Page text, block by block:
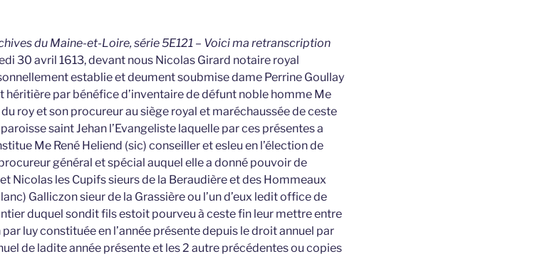
du Maine-et-Loire, série 5E121 – Voici ma retranscription
30 avril 1613, devant nous Nicolas Girard notaire royal
establie et deument soubmise dame Perrine Goullay
héritière par bénéfice d’inventaire de défunt noble homme Me
roy et son procureur au siège royal et maréchaussée de ceste
saint Jehan l’Evangeliste laquelle par ces présentes a
Me René Heliend (sic) conseiller et esleu en l’élection de
général et spécial auquel elle a donné pouvoir de
Nicolas les Cupifs sieurs de la Beraudière et des Hommeaux
Galliczon sieur de la Grassière ou l’un d’eux ledit office de
duquel sondit fils estoit pourveu à ceste fin leur mettre entre
luy constituée en l’année présente depuis le droit annuel par
de ladite année présente et les 2 autre précédentes ou copies